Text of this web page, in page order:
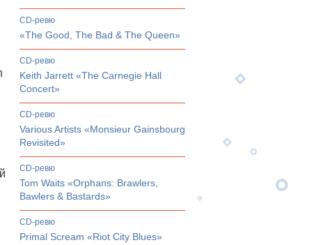
CD-ревю
«The Good, The Bad & The Queen»
CD-ревю
Keith Jarrett «The Carnegie Hall
Concert»
CD-ревю
Various Artists «Monsieur Gainsbourg
Revisited»
CD-ревю
Tom Waits «Orphans: Brawlers,
Bawlers & Bastards»
CD-ревю
Primal Scream «Riot City Blues»